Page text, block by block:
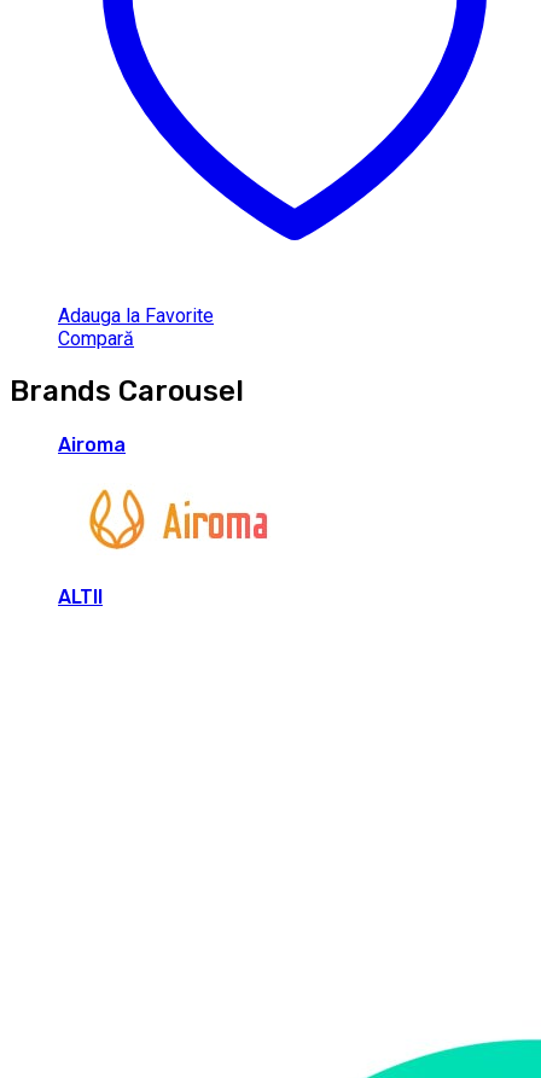
Adauga la Favorite
Compară
Brands Carousel
Airoma
ALTII